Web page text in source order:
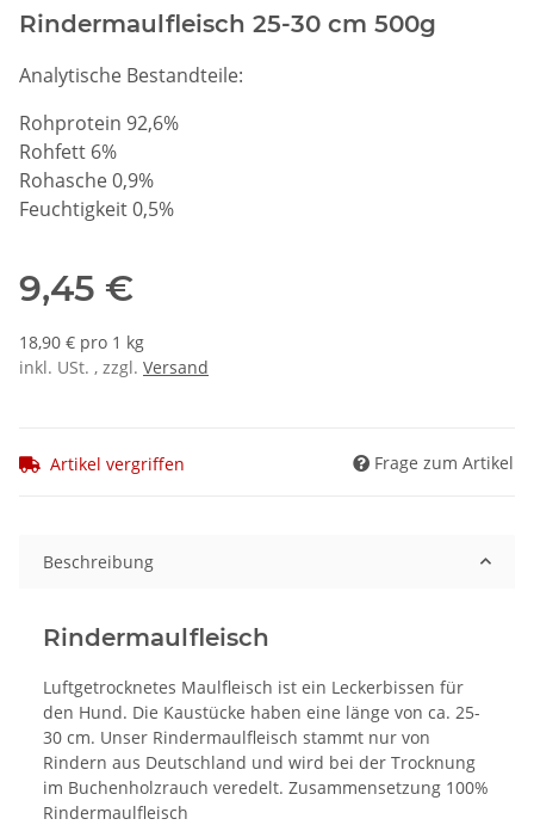
Rindermaulfleisch 25-30 cm 500g
Analytische Bestandteile:
Rohprotein 92,6%
Rohfett 6%
Rohasche 0,9%
Feuchtigkeit 0,5%
9,45 €
18,90 € pro 1 kg
inkl. USt. , zzgl. Versand
Artikel vergriffen Frage zum Artikel
Beschreibung
Rindermaulfleisch
Luftgetrocknetes Maulfleisch ist ein Leckerbissen für
den Hund. Die Kaustücke haben eine länge von ca. 25-
30 cm. Unser Rindermaulfleisch stammt nur von
Rindern aus Deutschland und wird bei der Trocknung
im Buchenholzrauch veredelt. Zusammensetzung 100%
Rindermaulfleisch